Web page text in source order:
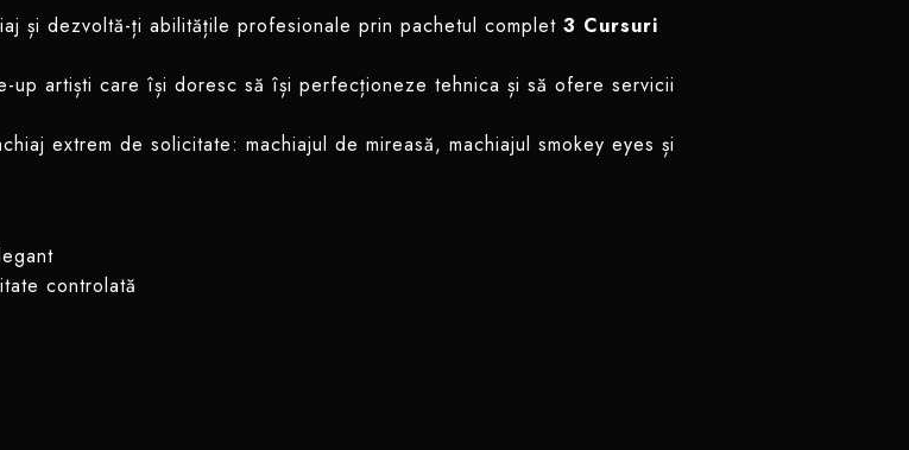
și dezvoltă-ți abilitățile profesionale prin pachetul complet 3 Cursuri
artiști care își doresc să își perfecționeze tehnica și să ofere servicii
extrem de solicitate: machiajul de mireasă, machiajul smokey eyes și
controlată